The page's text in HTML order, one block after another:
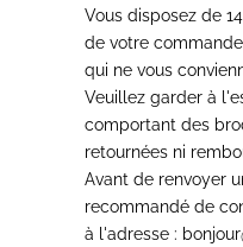
Vous disposez de
de votre
qui ne vous
Veuillez garder à
comportant des
retournées ni
Avant de renvoyer
recommandé de
à l'adresse :